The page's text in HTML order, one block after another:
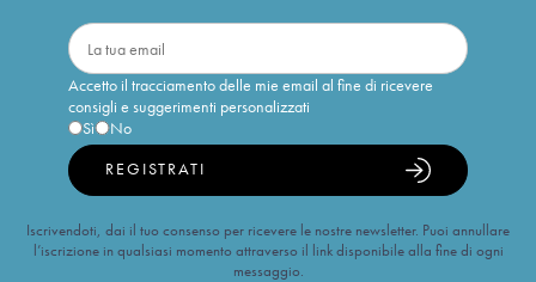
Accetto il tracciamento delle mie email al fine di ricevere
consigli e suggerimenti personalizzati
Sì
No
REGISTRATI
Iscrivendoti, dai il tuo consenso per ricevere le nostre newsletter. Puoi annullare
l’iscrizione in qualsiasi momento attraverso il link disponibile alla fine di ogni
messaggio.